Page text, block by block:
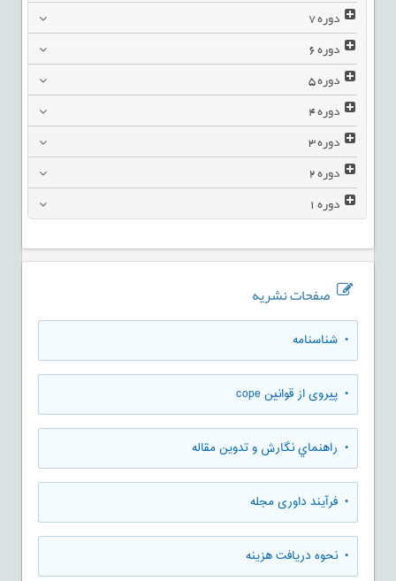
دوره7
دوره6
دوره5
دوره4
دوره3
دوره2
دوره1
صفحات نشریه
• شناسنامه
• پیروی از قوانین cope
• راهنماي نگارش و تدوين مقاله
• فرآیند داوری مجله
• نحوه دریافت هزینه